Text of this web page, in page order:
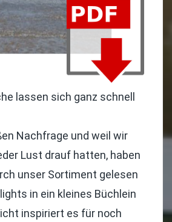
lassen sich ganz schnell
Nachfrage und weil wir
Lust drauf hatten, haben
unser Sortiment gelesen
in ein kleines Büchlein
inspiriert es für noch